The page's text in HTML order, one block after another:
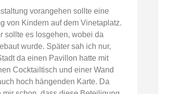
vorangehen sollte eine
von Kindern auf dem Vinetaplatz.
sollte es losgehen, wobei da
wurde. Später sah ich nur,
da einen Pavillon hatte mit
Cocktailtisch und einer Wand
hoch hängenden Karte. Da